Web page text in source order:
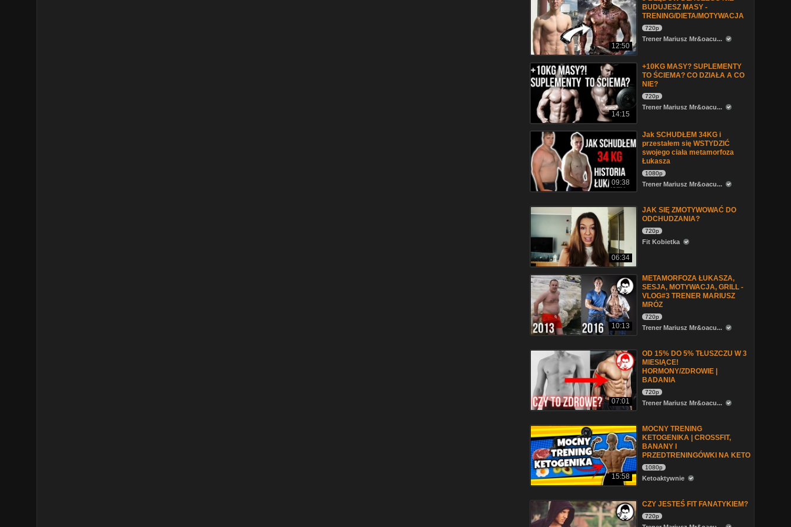
12:50
BUDUJESZ MASY -
TRENING/DIETA/MOTYWACJA
720p
Trener Mariusz Mr&oacu...
14:15
+10KG MASY? SUPLEMENTY
TO ŚCIEMA? CO DZIAŁA A CO
NIE?
720p
Trener Mariusz Mr&oacu...
09:38
Jak SCHUDŁEM 34KG i
przestałem się WSTYDZIĆ
swojego ciała metamorfoza
Łukasza
1080p
Trener Mariusz Mr&oacu...
06:34
JAK SIĘ ZMOTYWOWAĆ DO
ODCHUDZANIA?
720p
Fit Kobietka
10:13
METAMORFOZA ŁUKASZA,
SESJA, MOTYWACJA, GRILL -
VLOG#3 TRENER MARIUSZ
MRÓZ
720p
Trener Mariusz Mr&oacu...
07:01
OD 15% DO 5% TŁUSZCZU W 3
MIESIĄCE!
HORMONY/ZDROWIE |
BADANIA
720p
Trener Mariusz Mr&oacu...
15:58
MOCNY TRENING
KETOGENIKA | CROSSFIT,
BANANY I
PRZEDTRENINGÓWKI NA KETO
1080p
Ketoaktywnie
CZY JESTEŚ FIT FANATYKIEM?
720p